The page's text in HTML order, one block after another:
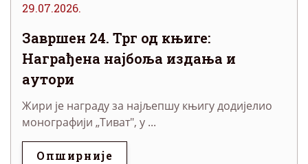
29.07.2026.
Завршен 24. Трг од књиге:
Награђена најбоља издања и
аутори
Жири је награду за најљепшу књигу додијелио
монографији „Тиват", у ...
Опширније